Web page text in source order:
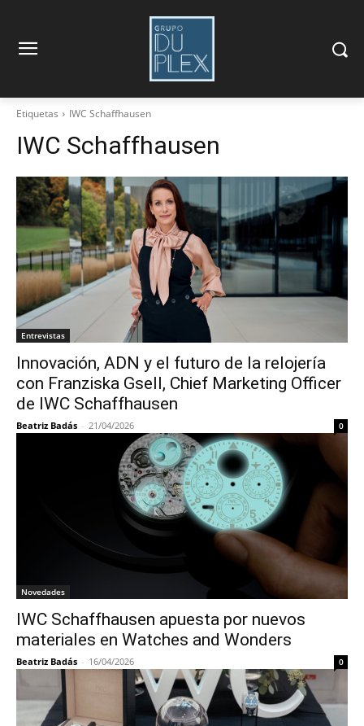
Etiquetas IWC Schaffhausen
IWC Schaffhausen
Entrevistas
Innovación, ADN y el futuro de la relojería
con Franziska Gsell, Chief Marketing Officer
de IWC Schaffhausen
Beatriz Badás - 21/04/2026 0
Novedades
IWC Schaffhausen apuesta por nuevos
materiales en Watches and Wonders
Beatriz Badás - 16/04/2026 0